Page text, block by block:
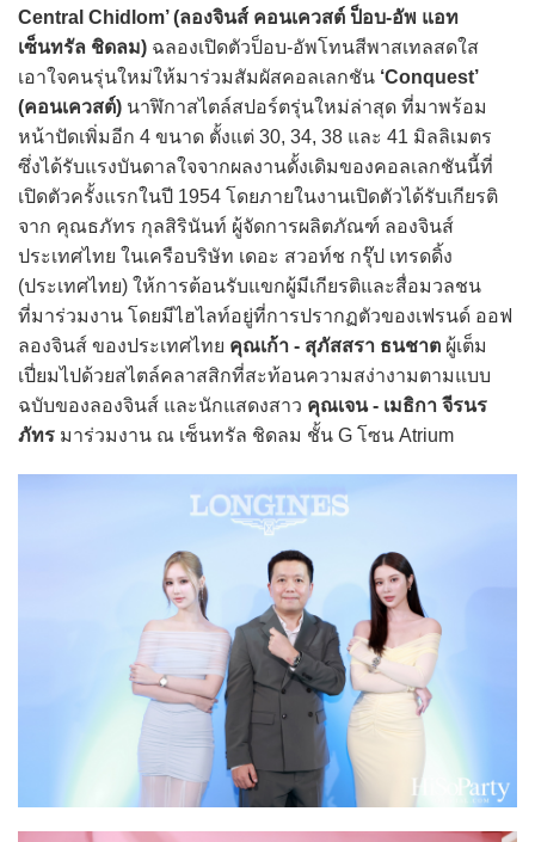
Central Chidlom’ (ลองจินส์ คอนเควสต์ ป็อบ-อัพ แอท
เซ็นทรัล ชิดลม) ฉลองเปิดตัวป็อบ-อัพโทนสีพาสเทลสดใส
เอาใจคนรุ่นใหม่ให้มาร่วมสัมผัสคอลเลกชัน ‘Conquest’
(คอนเควสต์) นาฬิกาสไตล์สปอร์ตรุ่นใหม่ล่าสุด ที่มาพร้อม
หน้าปัดเพิ่มอีก 4 ขนาด ตั้งแต่ 30, 34, 38 และ 41 มิลลิเมตร
ซึ่งได้รับแรงบันดาลใจจากผลงานดั้งเดิมของคอลเลกชันนี้ที่
เปิดตัวครั้งแรกในปี 1954 โดยภายในงานเปิดตัวได้รับเกียรติ
จาก คุณธภัทร กุลสิรินันท์ ผู้จัดการผลิตภัณฑ์ ลองจินส์
ประเทศไทย ในเครือบริษัท เดอะ สวอท์ช กรุ๊ป เทรดดิ้ง
(ประเทศไทย) ให้การต้อนรับแขกผู้มีเกียรติและสื่อมวลชน
ที่มาร่วมงาน โดยมีไฮไลท์อยู่ที่การปรากฏตัวของเฟรนด์ ออฟ
ลองจินส์ ของประเทศไทย คุณเก้า - สุภัสสรา ธนชาต ผู้เต็ม
เปี่ยมไปด้วยสไตล์คลาสสิกที่สะท้อนความสง่างามตามแบบ
ฉบับของลองจินส์ และนักแสดงสาว คุณเจน - เมธิกา จีรนร
ภัทร มาร่วมงาน ณ เซ็นทรัล ชิดลม ชั้น G โซน Atrium